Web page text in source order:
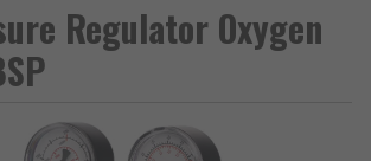
Regulator Oxygen